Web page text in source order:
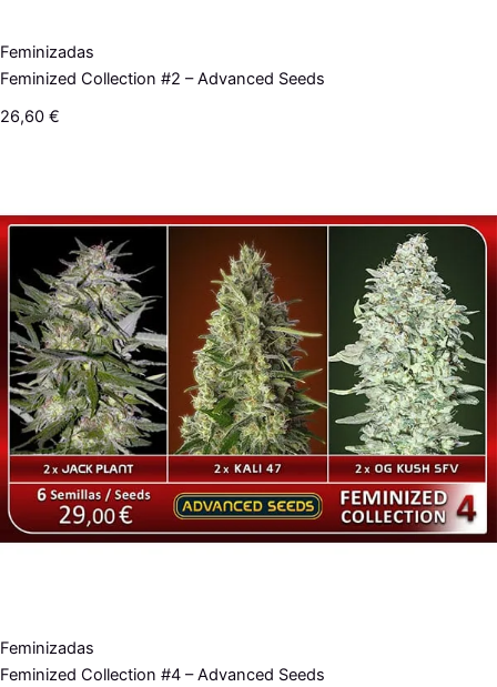
Feminizadas
Feminized Collection #2 – Advanced Seeds
26,60 €
Feminizadas
Feminized Collection #4 – Advanced Seeds